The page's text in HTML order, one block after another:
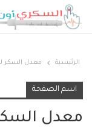
الرئيسية معدل السكر
اسم الصفحة
معدل